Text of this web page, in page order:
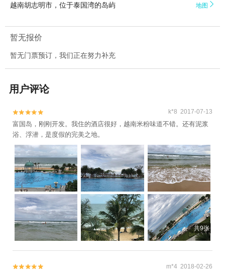
越南胡志明市，位于泰国湾的岛屿 地图 
暂无报价
暂无门票预订，我们正在努力补充
用户评论

 k*8 2017-07-13
富国岛，刚刚开发。我住的酒店很好，越南米粉味道不错。还有泥浆
浴、浮潜，是度假的完美之地。
共9张

 m*4 2018-02-26